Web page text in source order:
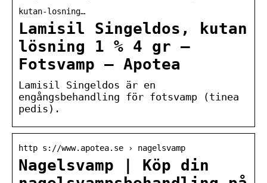
kutan-losning…
Lamisil Singeldos, kutan
lösning 1 % 4 gr –
Fotsvamp – Apotea
Lamisil Singeldos är en
engångsbehandling för fotsvamp (tinea
pedis).
http s://www.apotea.se › nagelsvamp
Nagelsvamp | Köp din